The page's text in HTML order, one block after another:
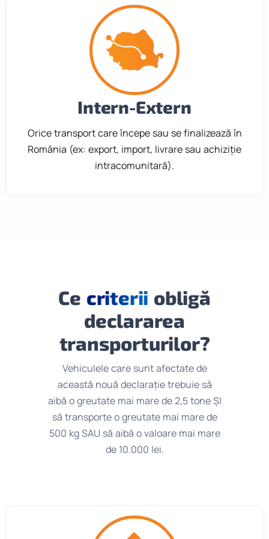
Intern-Extern
Orice transport care începe sau se finalizează în
România (ex: export, import, livrare sau achiziție
intracomunitară).
Ce criterii obligă
declararea
transporturilor?
Vehiculele care sunt afectate de
această nouă declarație trebuie să
aibă o greutate mai mare de 2,5 tone ȘI
să transporte o greutate mai mare de
500 kg SAU să aibă o valoare mai mare
de 10.000 lei.